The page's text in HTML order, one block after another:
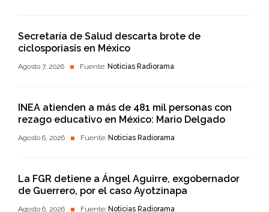
Secretaría de Salud descarta brote de
ciclosporiasis en México
Agosto 7, 2026 Fuente: Noticias Radiorama
INEA atienden a más de 481 mil personas con
rezago educativo en México: Mario Delgado
Agosto 6, 2026 Fuente: Noticias Radiorama
La FGR detiene a Ángel Aguirre, exgobernador
de Guerrero, por el caso Ayotzinapa
Agosto 6, 2026 Fuente: Noticias Radiorama